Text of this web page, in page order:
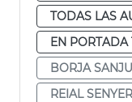
TODAS LAS
EN PORTADA
BORJA
REIAL